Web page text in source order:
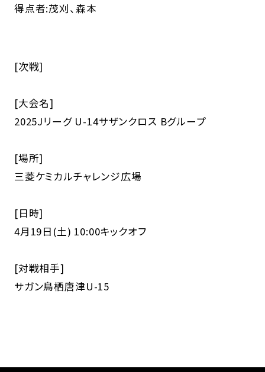
得点者:茂刈、森本
[次戦]
[大会名]
2025Jリーグ U-14サザンクロス Bグループ
[場所]
三菱ケミカルチャレンジ広場
[日時]
4月19日(土) 10:00キックオフ
[対戦相手]
サガン鳥栖唐津U-15